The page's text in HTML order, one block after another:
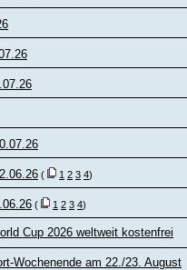
( 1 2 3 4)
( 1 2 3 4)
Cup 2026 weltweit kostenfrei
Wochenende am 22./23. August